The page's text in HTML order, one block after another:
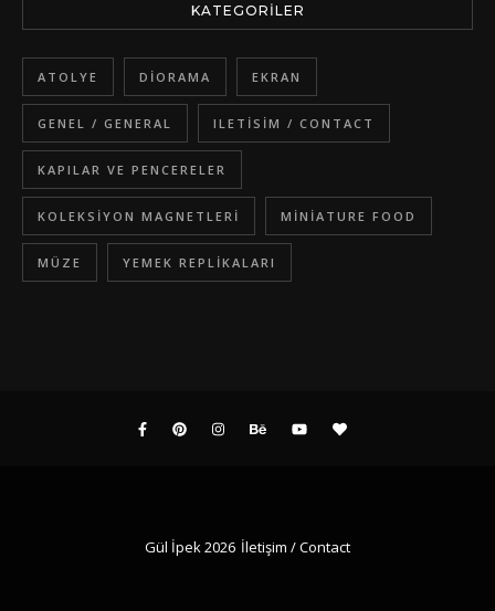
KATEGORILER
ATOLYE DIORAMA EKRAN
GENEL / GENERAL ILETISIM / CONTACT
KAPILAR VE PENCERELER
KOLEKSIYON MAGNETLERI MINIATURE FOOD
MÜZE YEMEK REPLIKALARI
Gül İpek 2026 İletişim / Contact